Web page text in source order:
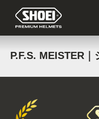
P.F.S. MEISTER